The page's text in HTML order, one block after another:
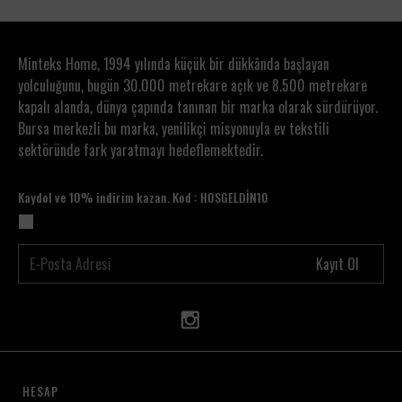
kullanılabilir.
alt parça olarak tercih edilebilir.
• Tatil, otel, resort ve yazlık valizi için pratik bir
üründür.
• Günlük ev giyiminde rahat ve doğal bir şort
olarak kullanılabilir.
• Crop üstler, askılı bluzlar, basic tişörtler ve
• Yaz akşamlarında salaş ve konforlu kombinler
• %100 pamuk doğal kumaş yapısına sahiptir.
• Bürümcük dokusu sayesinde hafif, nefes alan ve
• Lastikli bel detayı ile konforlu ve pratik kullanım
• Cepsiz tasarımıyla sade, hafif ve minimal bir
• Plaj, tatil, yazlık ve günlük ev giyimi için çok
Minteks Home, 1994 yılında küçük bir dükkânda başlayan
yolculuğunu, bugün 30.000 metrekare açık ve 8.500 metrekare
kapalı alanda, dünya çapında tanınan bir marka olarak sürdürüyor.
Bursa merkezli bu marka, yenilikçi misyonuyla ev tekstili
sektöründe fark yaratmayı hedeflemektedir.
Kaydol ve 10% indirim kazan. Kod : HOSGELDİN10
Kayıt Ol
HESAP